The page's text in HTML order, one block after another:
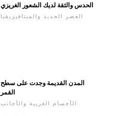
الحدس والثقة لديك الشعور الغريزي
العصر الجديد والميتافيزيقيا
المدن القديمة وجدت على سطح
القمر
الأجسام الغريبة والأجانب